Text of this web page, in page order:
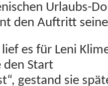
Urlaubs-
den Auftritt
es für Leni
den Start
ges­tand sie